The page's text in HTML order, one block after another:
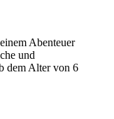
Abenteuer
und
dem Alter von 6